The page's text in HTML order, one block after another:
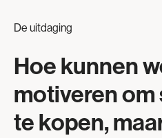
De uitdaging
Hoe kunnen
motiveren
te kopen,